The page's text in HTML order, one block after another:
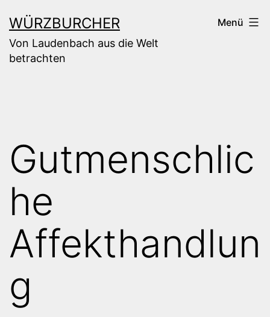
Inhalt
springen
WÜRZBURCHER
Von Laudenbach aus die Welt
betrachten
Menü
Gutmenschlic
he
Affekthandlun
g